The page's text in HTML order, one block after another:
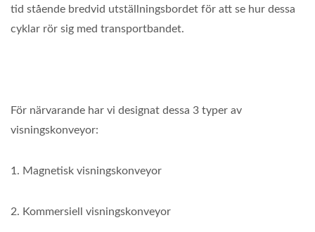
tid stående bredvid utställningsbordet för att se hur dessa
cyklar rör sig med transportbandet.
För närvarande har vi designat dessa 3 typer av
visningskonveyor:
1. Magnetisk visningskonveyor
2. Kommersiell visningskonveyor